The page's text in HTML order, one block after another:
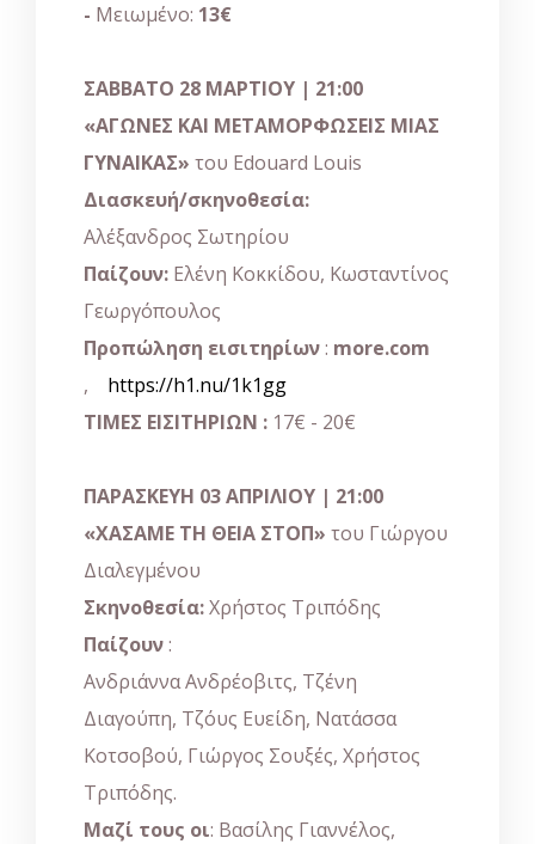
- Μειωμένο: 13€
ΣΑΒΒΑΤΟ 28 ΜΑΡΤΙΟΥ | 21:00
«ΑΓΩΝΕΣ ΚΑΙ ΜΕΤΑΜΟΡΦΩΣΕΙΣ ΜΙΑΣ
ΓΥΝΑΙΚΑΣ» του Edouard Louis
Διασκευή/σκηνοθεσία:
Αλέξανδρος Σωτηρίου
Παίζουν: Ελένη Κοκκίδου, Κωσταντίνος
Γεωργόπουλος
Προπώληση εισιτηρίων: more.com
, https://h1.nu/1k1gg
ΤΙΜΕΣ ΕΙΣΙΤΗΡΙΩΝ : 17€ - 20€
ΠΑΡΑΣΚΕΥΗ 03 ΑΠΡΙΛΙΟΥ | 21:00
«ΧΑΣΑΜΕ ΤΗ ΘΕΙΑ ΣΤΟΠ» του Γιώργου
Διαλεγμένου
Σκηνοθεσία:Χρήστος Τριπόδης
Παίζουν:
Ανδριάννα Ανδρέοβιτς, Τζένη
Διαγούπη, Τζόυς Ευείδη, Νατάσσα
Κοτσοβού, Γιώργος Σουξές, Χρήστος
Τριπόδης.
Μαζί τους οι: Βασίλης Γιαννέλος,